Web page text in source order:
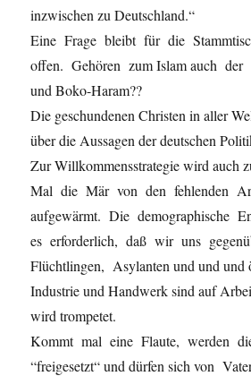
inzwischen zu Deutschland.“
Eine Frage bleibt für die
offen. Gehören zum Islam auch der
und Boko-Haram??
Die geschundenen Christen in aller
über die Aussagen der deutschen
Zur Willkommensstrategie wird auch
Mal die Mär von den fehlenden
aufgewärmt. Die demographische
es erforderlich, daß wir uns
Flüchtlingen, Asylanten und und und
Industrie und Handwerk sind auf
wird trompetet.
Kommt mal eine Flaute, werden
“freigesetzt“ und dürfen sich von